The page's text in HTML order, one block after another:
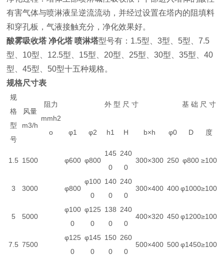
有害气体与喷淋液呈逆流流动，并经过设置在塔内的阻填料
和穿孔板，气液接触充分，净化效果好。
酸雾吸收塔 净化塔 喷淋塔型号有：1.5型、3型、5型、7.5
型、10型、12.5型、15型、20型、25型、30型、35型、40
型、45型、50型十五种规格。
规格尺寸表
规
格
型
号
风量
m3/h
阻力
mmh2
o
外 型 尺 寸 基 础 尺 寸
φ1 φ2 h1 H b×h φ0 D 度
1.5 1500 φ600 φ800
145
0
240
0
300×300 250 φ800 ≥100
3 3000 φ800
φ100
0
140
0
240
0
300×400 400 φ1000≥100
5 5000
φ100
0
φ125
0
138
0
240
0
400×320 450 φ1200≥100
7.5 7500
φ125
0
φ145
0
150
0
260
0
500×400 500 φ1450≥100